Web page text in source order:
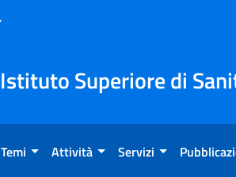
Istituto Superiore di
Temi Attività Servizi